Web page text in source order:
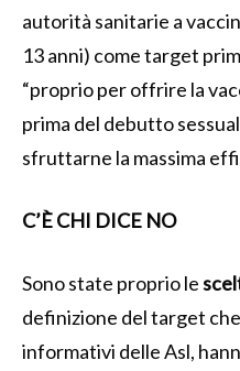
autorità sanitarie a
13 anni) come target
“proprio per offrire la
prima del debutto
sfruttarne la massima
C’È CHI DICE NO
Sono state proprio le
definizione del target
informativi delle Asl,